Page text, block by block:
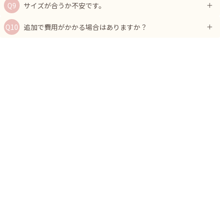
サイズが合うか不安です。
追加で費用がかかる場合はありますか？